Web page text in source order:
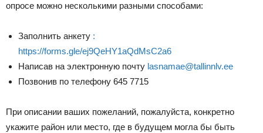
опросе можно несколькими разными способами:
Заполнить анкету :
https://forms.gle/ej9QeHY1aQdMsC2a6
Написав на электронную почту lasnamae@tallinnlv.ee
Позвонив по телефону 645 7715
При описании ваших пожеланий, пожалуйста, конкретно
укажите район или место, где в будущем могла бы быть